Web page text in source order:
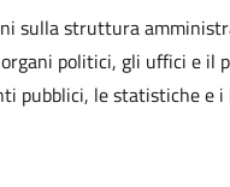
sulla struttura
politici, gli uffici e il
pubblici, le statistiche e i